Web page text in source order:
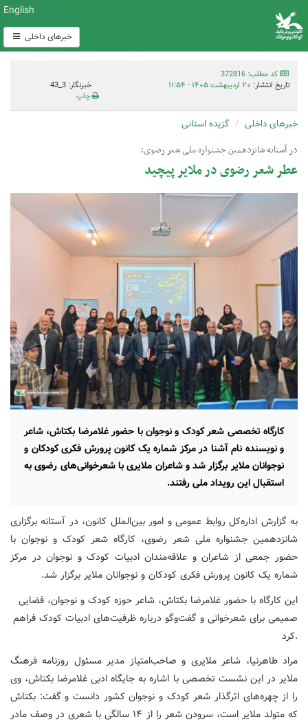
English
خبرهای داخلی
کد مطلب: 372816
تاریخ انتشار: ۲۰ اردیبهشت ۱۴۰۵ - ۱۱:۵۴
خبرنگار: 3_43
چاپ
خبرهای داخلی گزیده استانی
در آستانه شانزدهمین جشنواره ملی شعر رضوی؛
عطر شعر رضوی در ملایر پیچید
کارگاه تخصصی شعر کودک و نوجوان با حضور غلامرضا بکتاش، شاعر
و نویسنده نام آشنا در مرکز شماره یک کانون پرورش فکری کودکان و
نوجوانان ملایر برگزار شد و شاعران ملایری با شعرخوانی‌های رضوی به
استقبال این رویداد ملی رفتند.
به گزارش اداره‌کل روابط عمومی و امور بین‌الملل کانون، در آستانه برگزاری
شانزدهمین جشنواره ملی شعر رضوی، کارگاه شعر کودک و نوجوان با
حضور جمعی از شاعران و علاقه‌مندان ادبیات کودک و نوجوان در مرکز
شماره یک کانون پرورش فکری کودکان و نوجوانان ملایر برگزار شد.
این کارگاه با حضور غلامرضا بکتاش، شاعر حوزه کودک و نوجوان، فضایی
صمیمی برای شعرخوانی و گفت‌وگو درباره ظرفیت‌های ادبیات کودک فراهم
کرد.
مراد طاهرنیا، شاعر ملایری و صاحب‌امتیاز مدیر مسئول روزنامه فرهنگ
ملایر در این نشست تخصصی با اشاره به جایگاه ادبی غلامرضا بکتاش، وی
را از چهره‌های اثرگذار شعر کودک و نوجوان کشور دانست و گفت: بکتاش
که متولد ملایر است، سرودن شعر را از ۱۴ سالگی با شعری در وصف مادر